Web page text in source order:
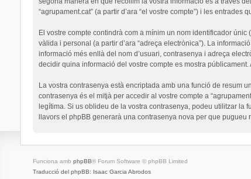
“agrupament.cat” (a partir d’ara “el vostre compte”) i les
El vostre compte contindrà com a mínim un nom identificador únic
vàlida i personal (a partir d’ara “adreça electrònica”). La
informació més enllà del nom d’usuari, contrasenya i adreça
decidir quina informació del vostre compte es mostra
La vostra contrasenya està encriptada amb una funció de resum
contrasenya és el mitjà per accedir al vostre compte a
legítima. Si us oblideu de la vostra contrasenya, podeu utilitzar la
llavors el phpBB generarà una contrasenya nova per que pugueu
Funciona amb phpBB® Forum Software © phpBB Limited
Traducció del phpBB: Isaac Garcia Abrodos